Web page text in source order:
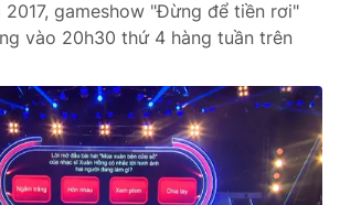
2017, gameshow "Đừng để tiền rơi"
vào 20h30 thứ 4 hàng tuần trên